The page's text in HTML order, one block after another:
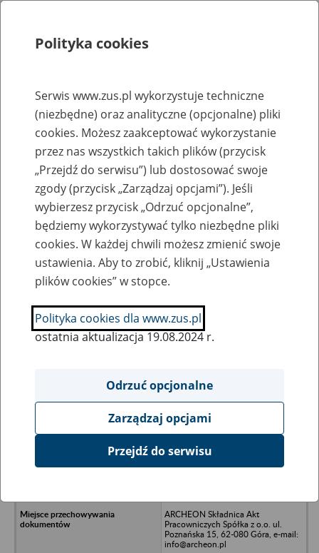
Rejestry, ewidencje i archiwa
Baza zlikwidowanych lub
przekształconych zakładów pracy
Nazwa zakładu pracy:
SZUKAJ
Ukryj wszystkie pozycje bazy
ORANGEBLUE BPO Sp. z o.o. w
ARCHEON Składnica Akt
Pracowniczych Spółka z o.o. ul.
Poznańska 15, 62-080 Góra, e-mail:
info@archeon.pl
Polityka cookies
Serwis www.zus.pl wykorzystuje techniczne
(niezbędne) oraz analityczne (opcjonalne) pliki
cookies. Możesz zaakceptować wykorzystanie
przez nas wszystkich takich plików (przycisk
„Przejdź do serwisu”) lub dostosować swoje
zgody (przycisk „Zarządzaj opcjami”). Jeśli
wybierzesz przycisk „Odrzuć opcjonalne”,
będziemy wykorzystywać tylko niezbędne pliki
cookies. W każdej chwili możesz zmienić swoje
ustawienia. Aby to zrobić, kliknij „Ustawienia
plików cookies” w stopce.
Polityka cookies dla www.zus.pl
ostatnia aktualizacja 19.08.2024 r.
Odrzuć opcjonalne
Zarządzaj opcjami
Przejdź do serwisu